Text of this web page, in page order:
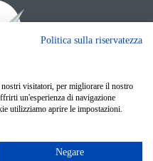
05033240283
Politica sulla riservatezza
visitatori, per migliorare il nostro
un'esperienza di navigazione
utilizziamo aprire le impostazioni.
Negare